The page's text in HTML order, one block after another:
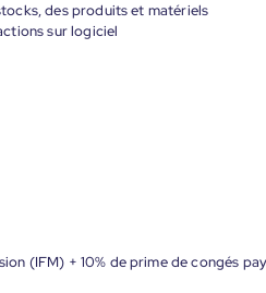
des produits et matériels
sur logiciel
(IFM) + 10% de prime de congés